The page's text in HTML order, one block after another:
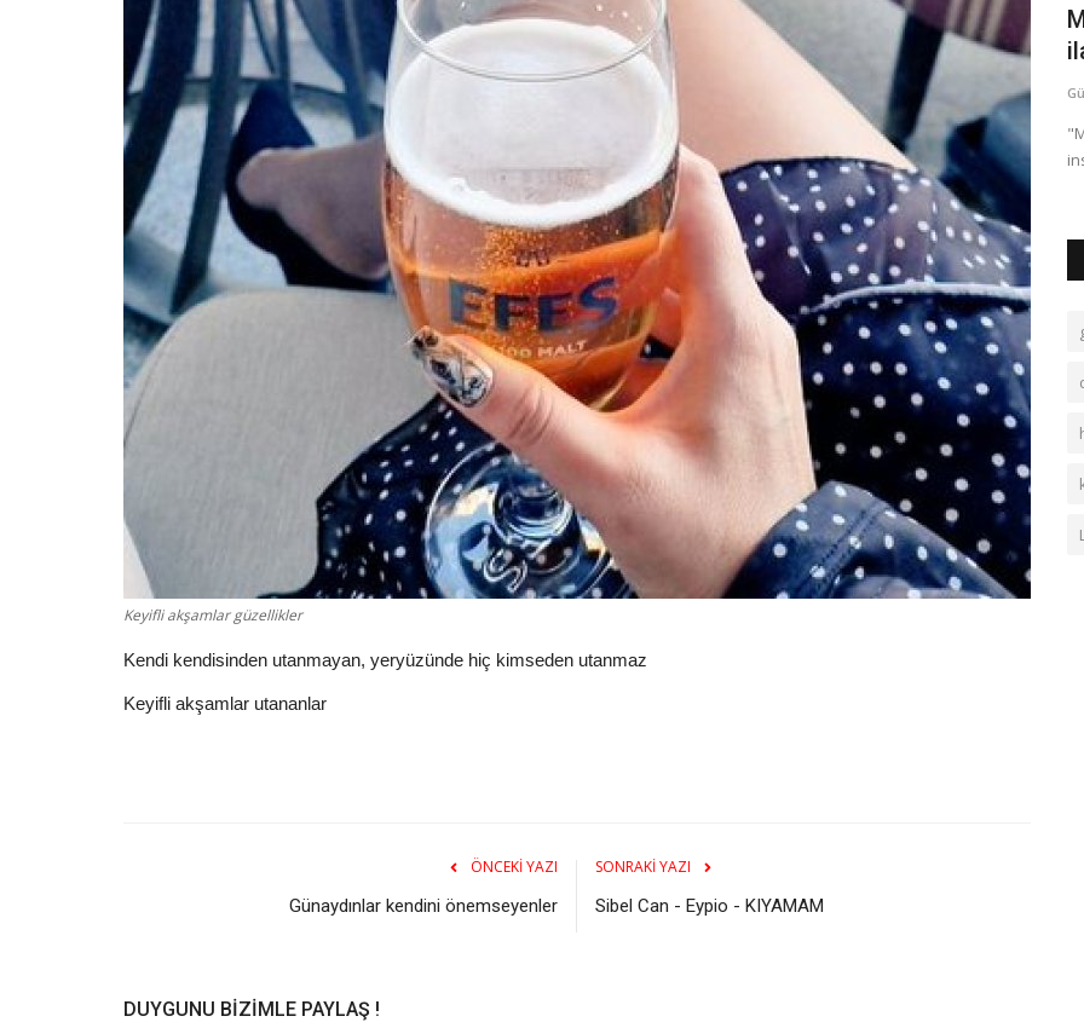
Keyifli akşamlar güzellikler
Kendi kendisinden utanmayan, yeryüzünde hiç kimseden utanmaz
Keyifli akşamlar utananlar
ÖNCEKI YAZI
Günaydınlar kendini önemseyenler
SONRAKI YAZI
Sibel Can - Eypio - KIYAMAM
DUYGUNU BIZIMLE PAYLAŞ !
Dini Sözler islami Kısa Etkili Özlü Güzel
ve Anlamlı Sözler
Güzel Sözler Mar 29, 2026
anlamlı dini sözler, anlamlı sözler, din, dini anlamlı sözler,
dini etkili sozler,...
Güzel geçsin gününüz Günaydınlar
başroller
Güzel Sözler 71
Macera dolu hikayenin en heyecanlı kısmı geldi çattı Artık
başrolde sen varsın Tüm...